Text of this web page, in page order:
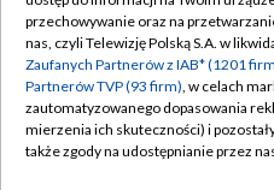
Abonament TVP
Emisja w TVP
Centrum informacji TVP
Naziemna Telewizja
Polityka
przechowywanie oraz na
nas, czyli Telewizję Polską S.A. w
Zaufanych Partnerów z IAB* (1201
Partnerów TVP (93 firm), w celach
zautomatyzowanego dopasowania
mierzenia ich skuteczności) i
także zgody na udostępnianie przez